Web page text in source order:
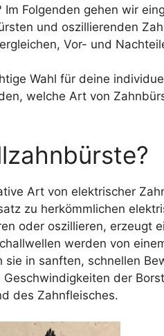
Folgenden gehen wir
und oszillierenden
Vor- und
Wahl für deine
welche Art von
Art von elektrischer
zu herkömmlichen
oder oszillieren, erzeugt
werden von
in sanften, schnellen
der
des Zahnfleisches.